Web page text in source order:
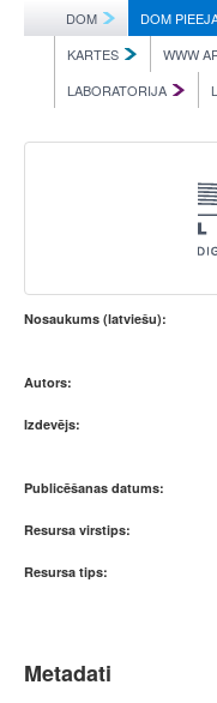
DOM DOM
KARTES
WWW
LABORATORIJA
Nosaukums (latviešu):
Autors:
Izdevējs:
Publicēšanas datums:
Resursa virstips:
Resursa tips:
Metadati